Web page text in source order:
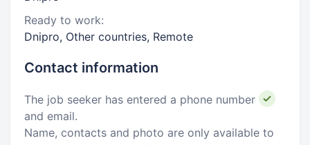
Ready to work:
Dnipro, Other countries, Remote
Contact information
The job seeker has entered a phone number
and email.
Name, contacts and photo are only available to